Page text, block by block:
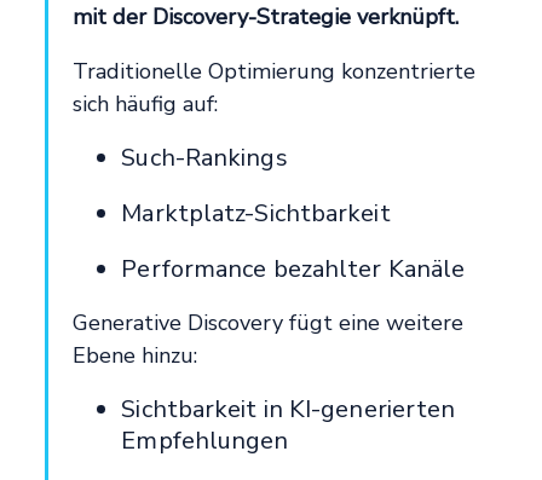
mit der Discovery-Strategie verknüpft.
Traditionelle Optimierung konzentrierte
sich häufig auf:
Such-Rankings
Marktplatz-Sichtbarkeit
Performance bezahlter Kanäle
Generative Discovery fügt eine weitere
Ebene hinzu:
Sichtbarkeit in KI-generierten
Empfehlungen